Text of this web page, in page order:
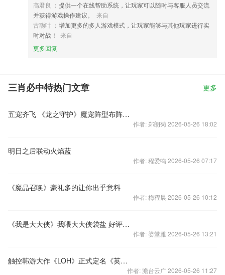
高君良 ：提供一个在线帮助系统，让玩家可以随时与客服人员交流
并获得游戏操作建议。
来自
古聪叶 ：增加更多的多人游戏模式，让玩家能够与其他玩家进行实
时对战！
来自
更多回复
三肖必中特热门文章 更多
五宠齐飞 《龙之守护》魔宠阵型布阵要领
作者: 郑朗菊 2026-05-26 18:02
明日之后联动火焰蓝
作者: 程爱鸣 2026-05-26 07:17
《魔晶召唤》豪礼多的让你出乎意料
作者: 梅程晨 2026-05-26 10:12
《我是大大侠》我喂大大侠袋盐 好评送实物奖励
作者: 娄堂雅 2026-05-26 13:21
触控韩游大作《LOH》正式定名《英雄军团》
作者: 澹台云广 2026-05-26 11:27